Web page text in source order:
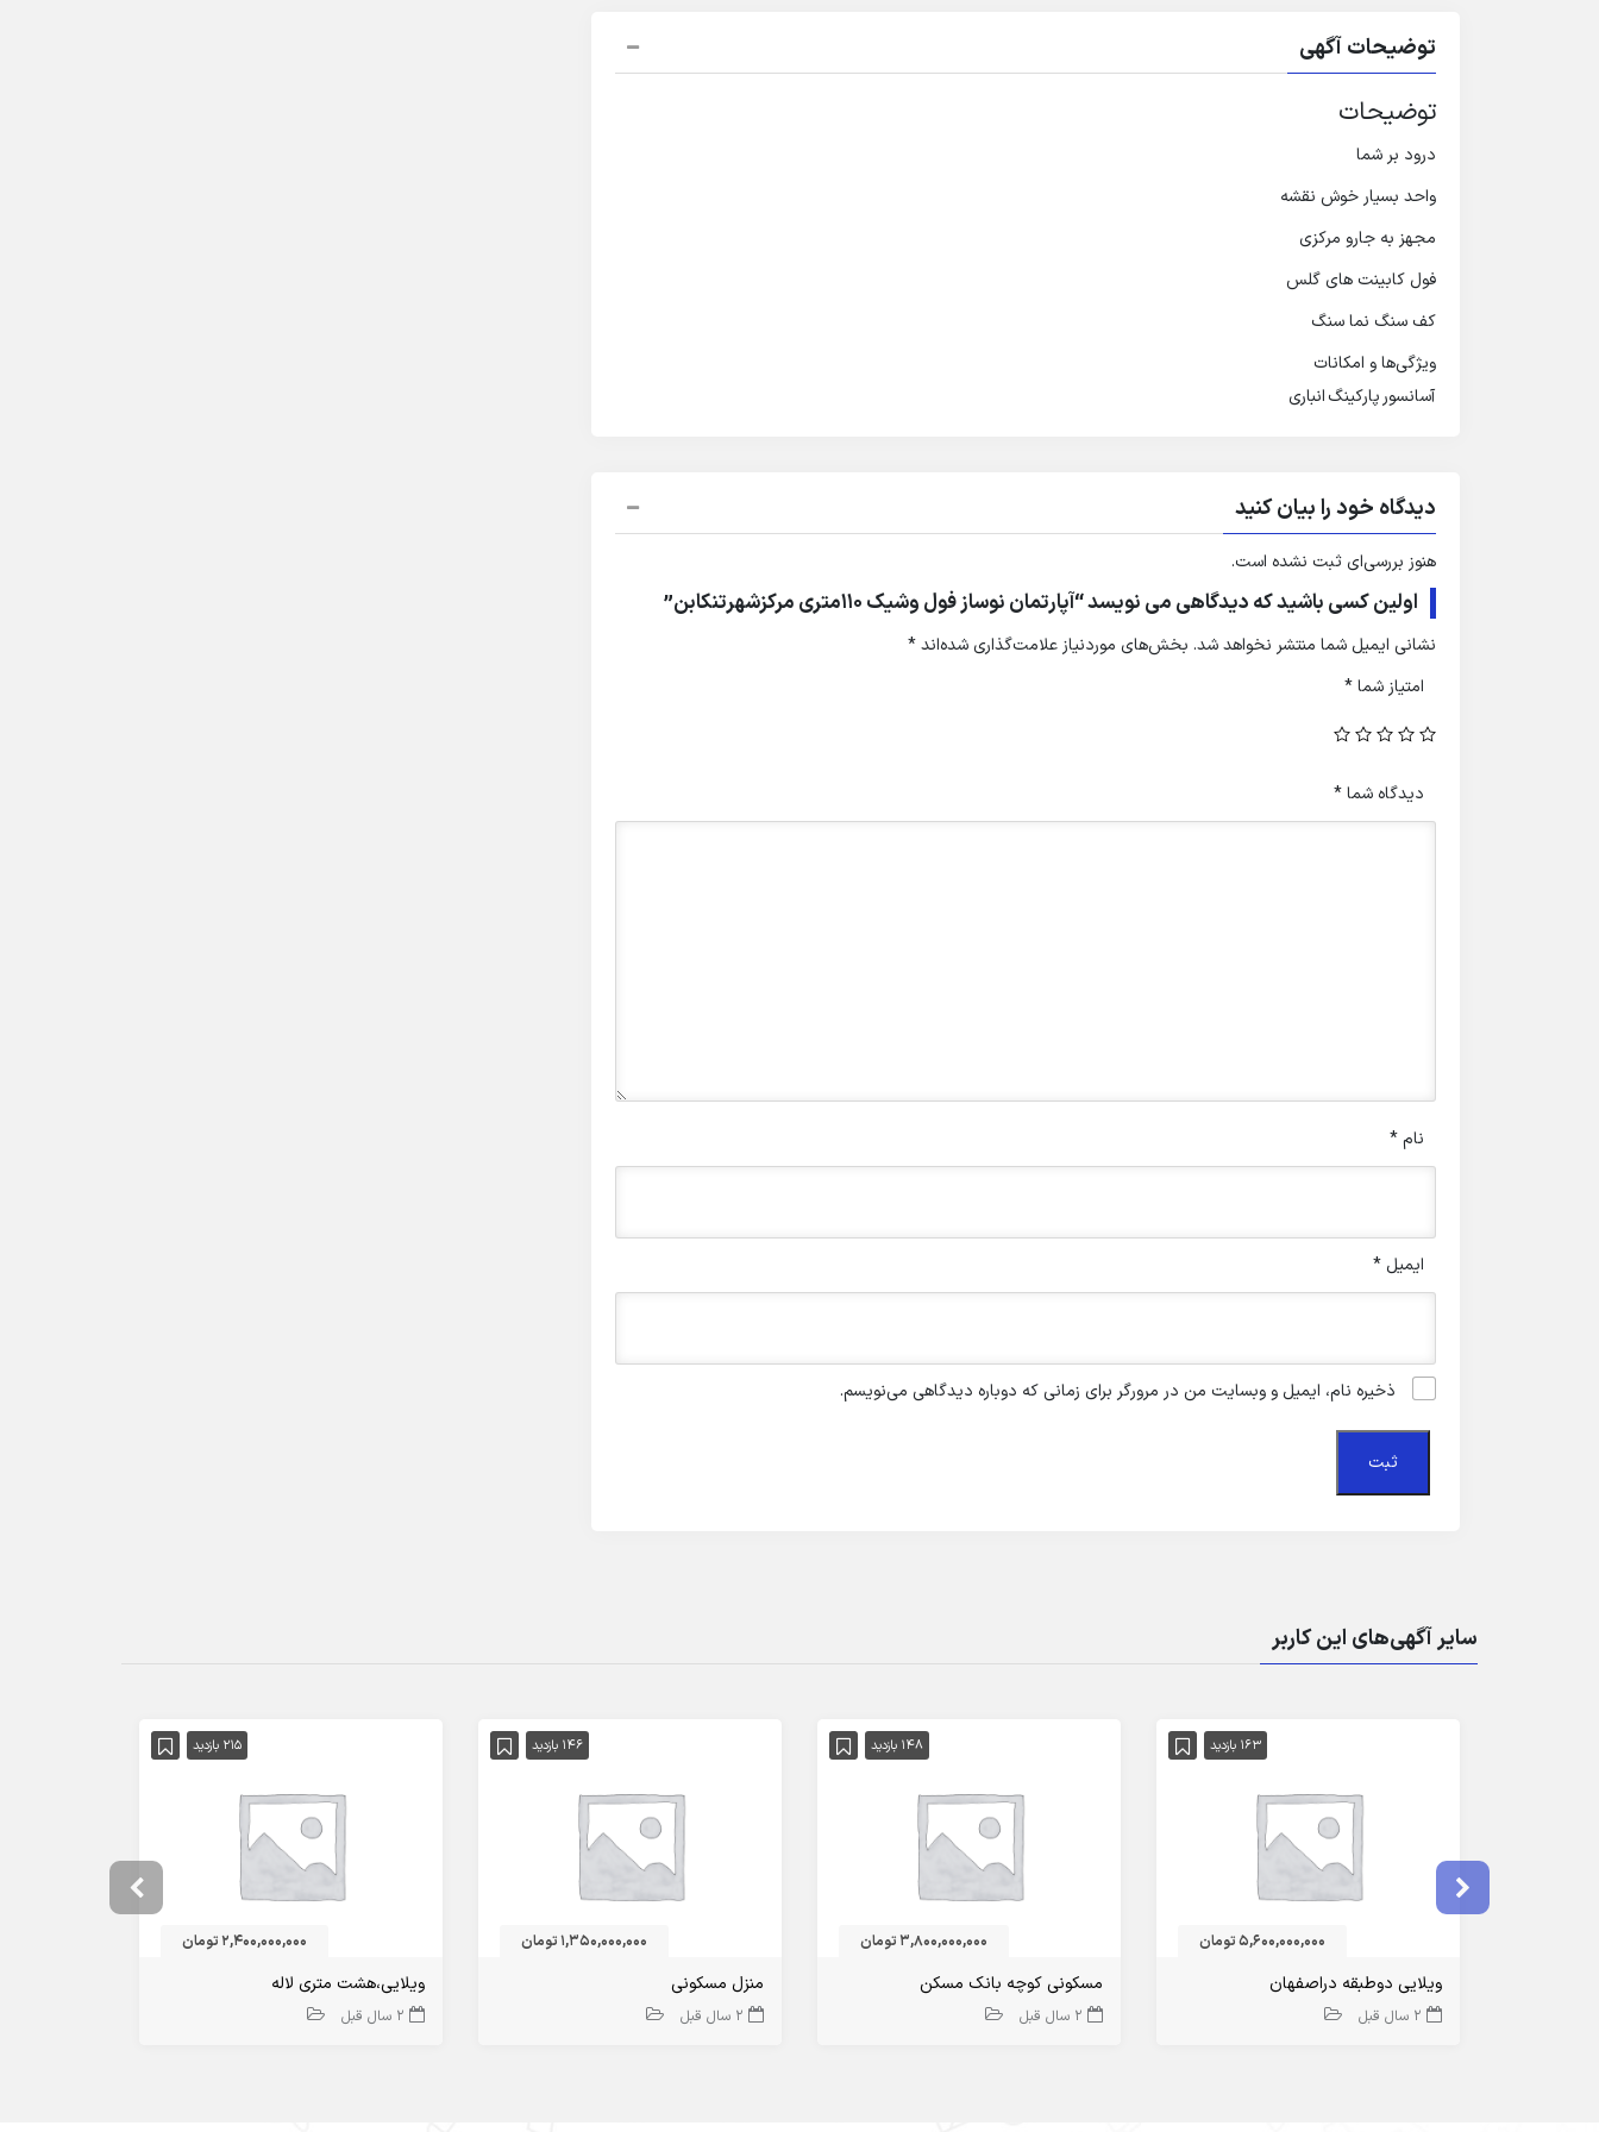
توضیحات آگهی
توضیحات
درود بر شما
واحد بسیار خوش نقشه
مجهز به جارو مرکزی
فول کابینت های گلس
کف سنگ نما سنگ
ویژگی‌ها و امکانات
آسانسورپارکینگانباری
دیدگاه خود را بیان کنید
هنوز بررسی‌ای ثبت نشده است.
اولین کسی باشید که دیدگاهی می نویسد “آپارتمان نوساز فول وشیک ۱۱۰متری مرکزشهرتنکابن”
نشانی ایمیل شما منتشر نخواهد شد. بخش‌های موردنیاز علامت‌گذاری شده‌اند*
امتیاز شما*
دیدگاه شما*
نام*
ایمیل *
ذخیره نام، ایمیل و وبسایت من در مرورگر برای زمانی که دوباره دیدگاهی می‌نویسم.
سایر آگهی‌های این کاربر
163 بازدید
5,600,000,000 تومان
ویلایی دوطبقه دراصفهان
2 سال قبل
148 بازدید
3,800,000,000 تومان
مسکونی کوچه بانک مسکن
2 سال قبل
146 بازدید
1,350,000,000 تومان
منزل مسکونی
2 سال قبل
215 بازدید
2,400,000,000 تومان
ویلایی،هشت متری لاله
2 سال قبل